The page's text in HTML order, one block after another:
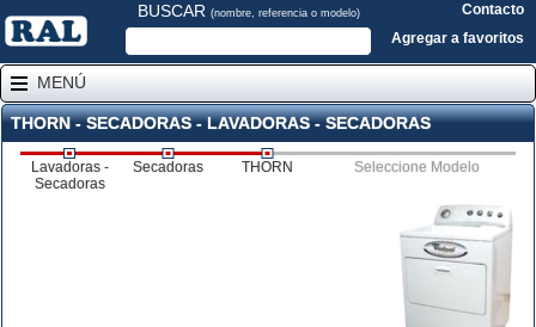
BUSCAR (nombre, referencia o modelo)
Contacto
Agregar a favoritos
MENÚ
THORN - SECADORAS - LAVADORAS - SECADORAS
Lavadoras -
Secadoras
Secadoras THORN Seleccione Modelo